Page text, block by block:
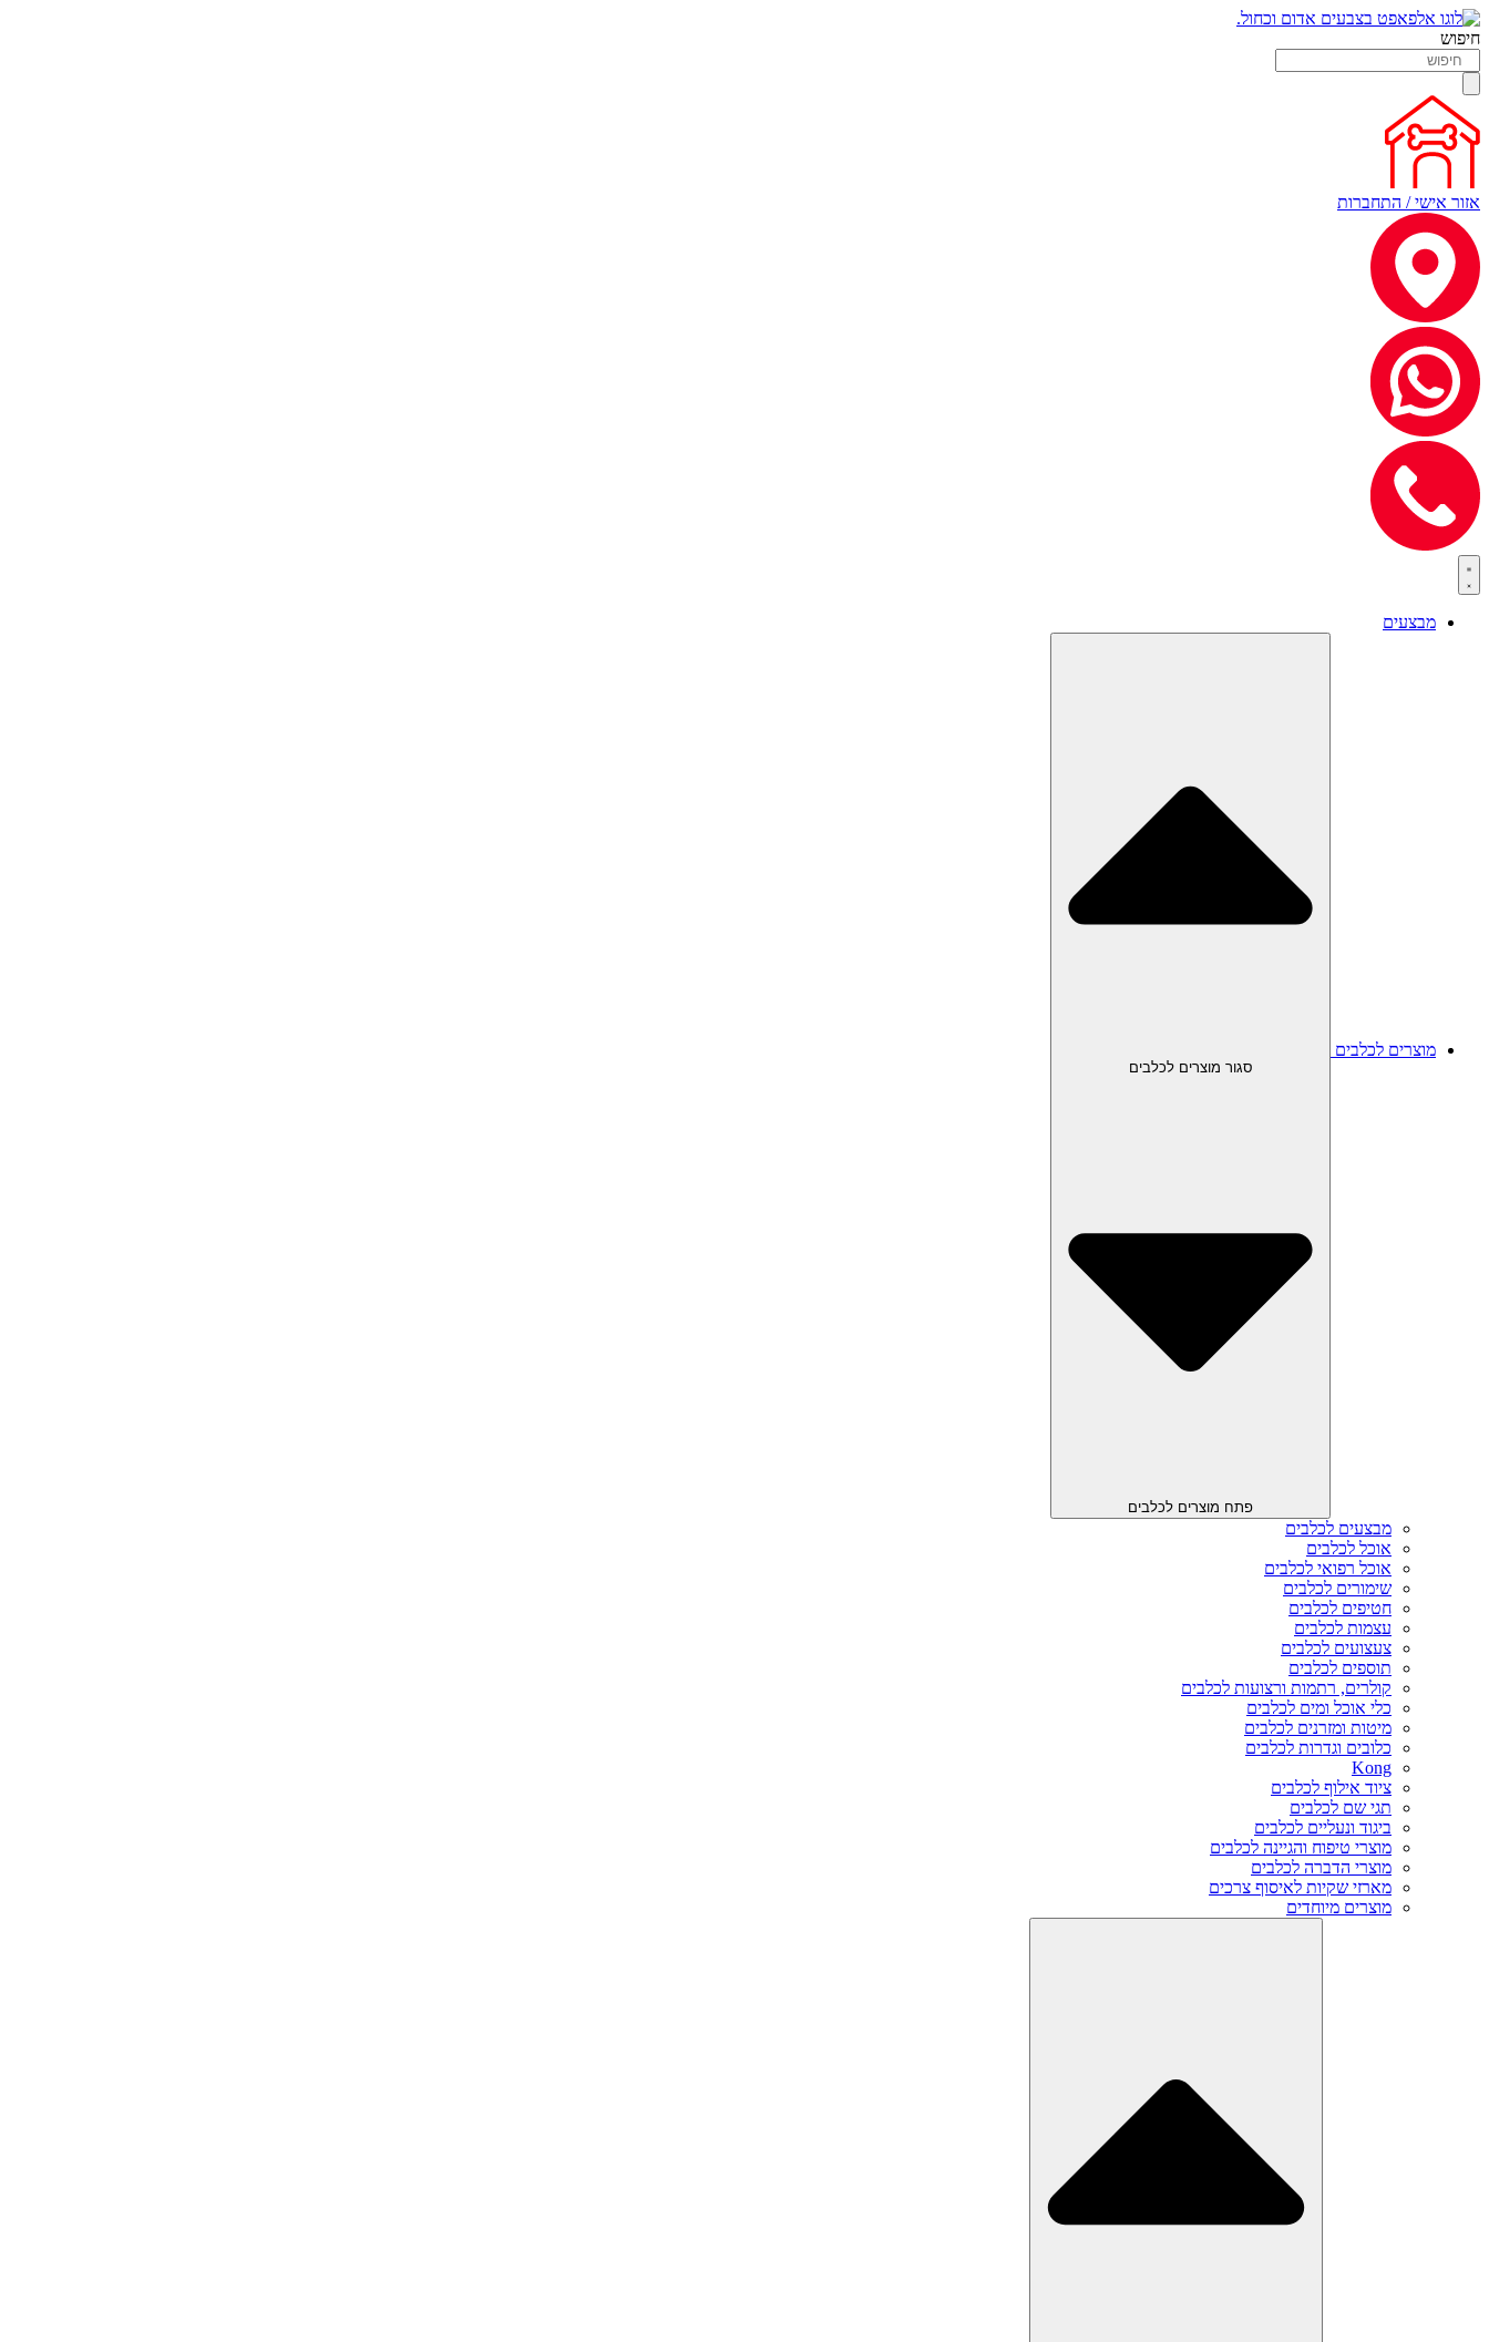
חיפוש
אזור אישי / התחברות
מבצעים
מוצרים לכלבים
סגור מוצרים לכלבים
פתח מוצרים לכלבים
מבצעים לכלבים
אוכל לכלבים
אוכל רפואי לכלבים
שימורים לכלבים
חטיפים לכלבים
עצמות לכלבים
צעצועים לכלבים
תוספים לכלבים
קולרים, רתמות ורצועות לכלבים
כלי אוכל ומים לכלבים
מיטות ומזרנים לכלבים
כלובים וגדרות לכלבים
Kong
ציוד אילוף לכלבים
תגי שם לכלבים
ביגוד ונעליים לכלבים
מוצרי טיפוח והגיינה לכלבים
מוצרי הדברה לכלבים
מארזי שקיות לאיסוף צרכים
מוצרים מיוחדים